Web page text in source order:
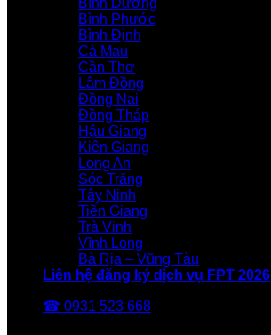
Bình Dương
Bình Phước
Bình Định
Cà Mau
Cần Thơ
Lâm Đồng
Đồng Nai
Đồng Tháp
Hậu Giang
Kiên Giang
Long An
Sóc Trăng
Tây Ninh
Tiền Giang
Trà Vinh
Vĩnh Long
Bà Rịa – Vũng Tàu
Liên hệ đăng ký dịch vụ FPT 2026
☎ 0931 523 668